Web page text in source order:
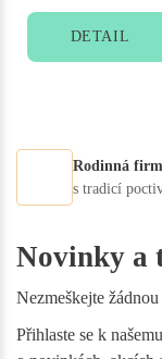
DETAIL
Rodinná
s tradicí
Novinky a
Nezmeškejte
Přihlaste se k